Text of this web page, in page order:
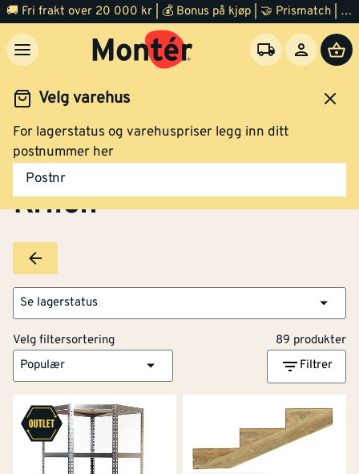
🚚 Fri frakt over 20 000 kr | 💰 Bonus på kjøp | 🤝 Prismatch | ⭐ 100% fornøyd garanti | 🏪 140 byggevarehus
Velg varehus
For lagerstatus og varehuspriser legg inn ditt
postnummer her
Postnr
Brands Krifon
Krifon
Se lagerstatus
Velg filtersortering
89 produkter
Populær
Filtrer